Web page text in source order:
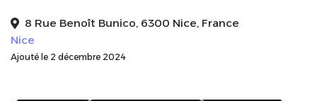
8 Rue Benoît Bunico, 6300 Nice, France
Nice
Ajouté le 2 décembre 2024